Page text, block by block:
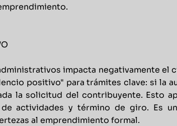
impacta negativamente el
positivo" para trámites clave: si la
la solicitud del contribuyente. Esto
actividades y término de giro. Es
al emprendimiento formal.